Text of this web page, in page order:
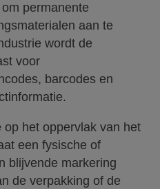
permanente
aan te
wordt de
voor
barcodes en
het oppervlak van het
een fysische of
blijvende markering
de verpakking of de